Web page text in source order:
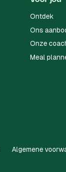
Ontdek
Ons
Onze
Meal
Algemene